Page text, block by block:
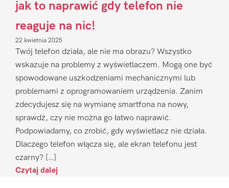
jak to naprawić gdy telefon nie
reaguje na nic!
22 kwietnia 2025
Twój telefon działa, ale nie ma obrazu? Wszystko
wskazuje na problemy z wyświetlaczem. Mogą one być
spowodowane uszkodzeniami mechanicznymi lub
problemami z oprogramowaniem urządzenia. Zanim
zdecydujesz się na wymianę smartfona na nowy,
sprawdź, czy nie można go łatwo naprawić.
Podpowiadamy, co zrobić, gdy wyświetlacz nie działa.
Dlaczego telefon włącza się, ale ekran telefonu jest
czarny? […]
Czytaj dalej